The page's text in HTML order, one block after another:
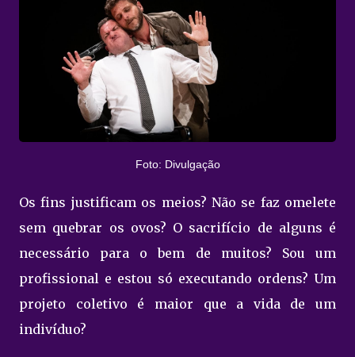
Foto: Divulgação
Os fins justificam os meios? Não se faz omelete
sem quebrar os ovos? O sacrifício de alguns é
necessário para o bem de muitos? Sou um
profissional e estou só executando ordens? Um
projeto coletivo é maior que a vida de um
indivíduo?